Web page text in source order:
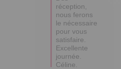
réception,
nous ferons
le nécessaire
pour vous
satisfaire.
Excellente
journée.
Céline.